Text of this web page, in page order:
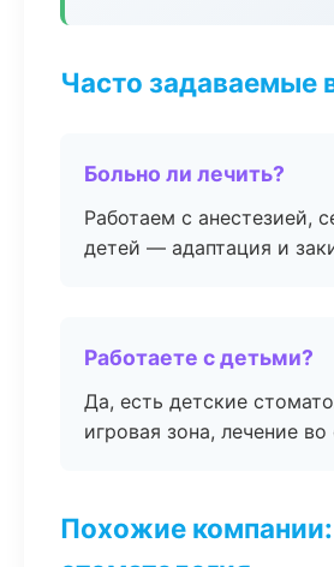
Часто задаваемые
Больно ли лечить?
Работаем с анестезией,
детей — адаптация и
Работаете с детьми?
Да, есть детские
игровая зона, лечение во
Похожие